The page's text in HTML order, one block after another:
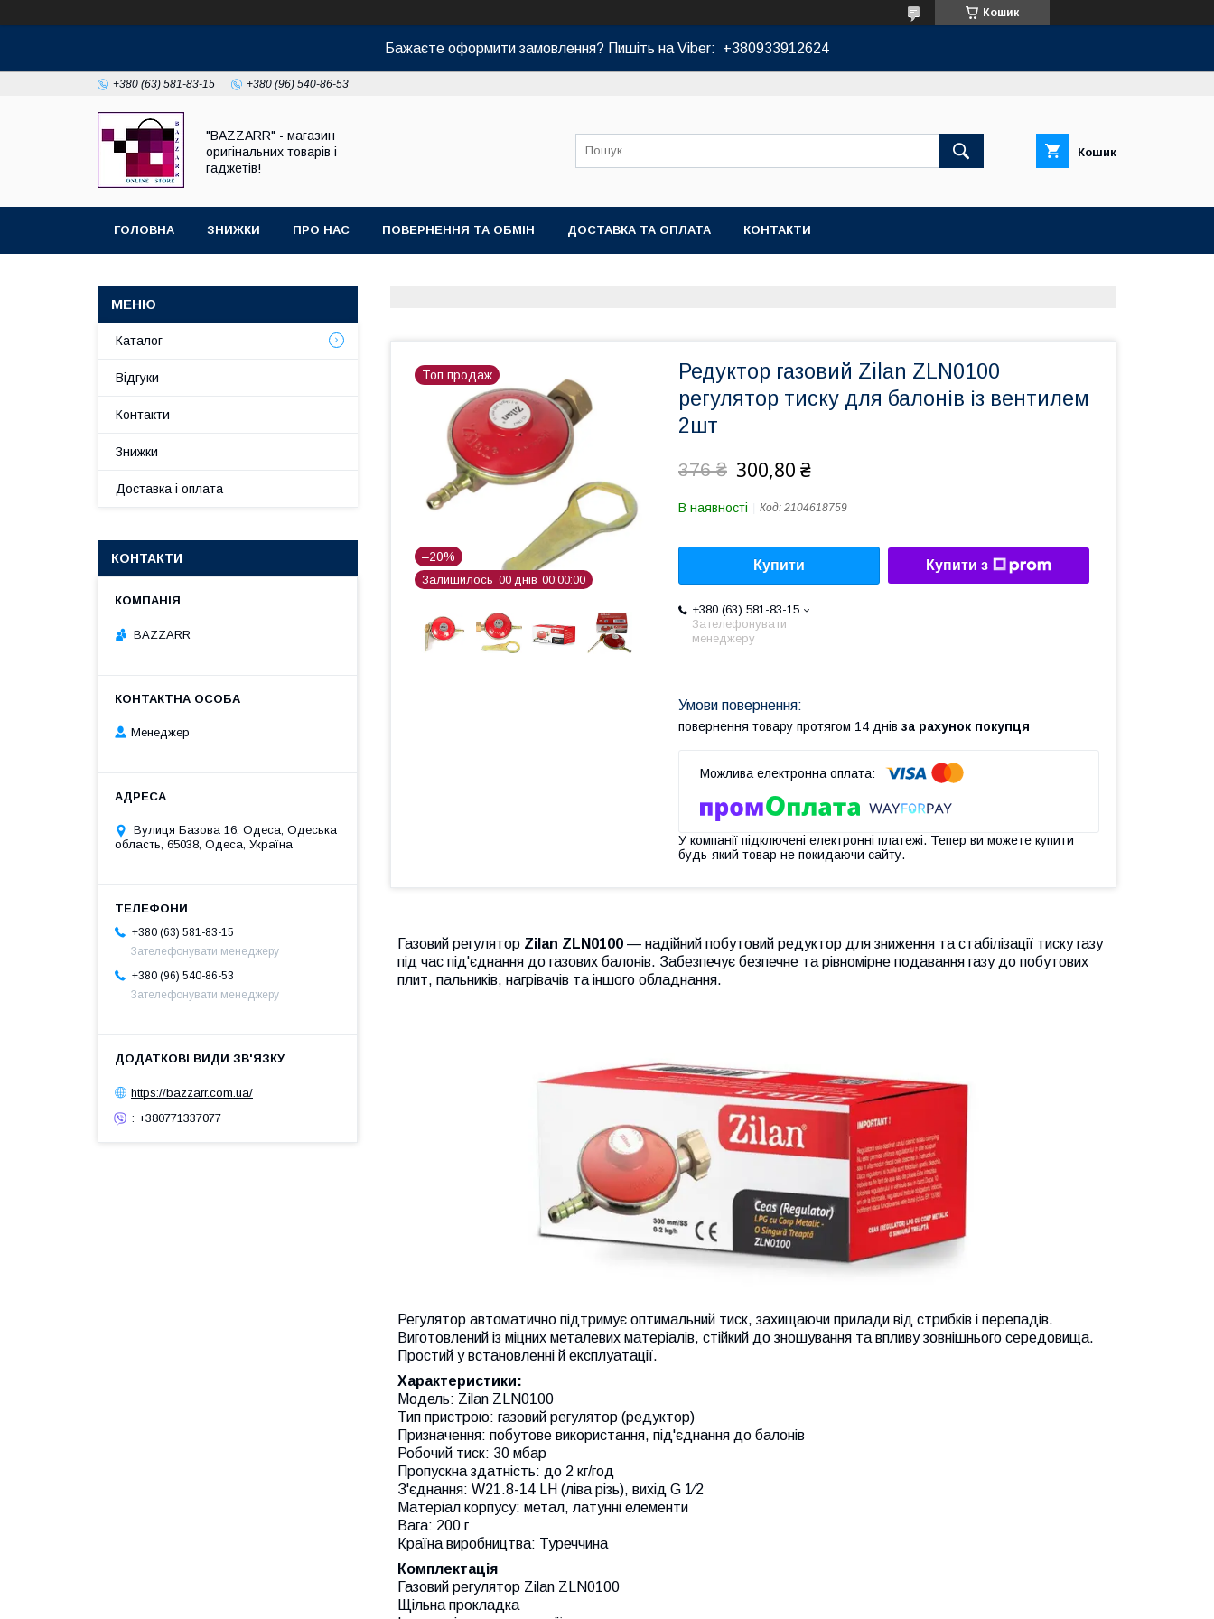
Кошик
Бажаєте оформити замовлення? Пишіть на Viber: +380933912624
+380 (63) 581-83-15 +380 (96) 540-86-53
"BAZZARR" - магазин
оригінальних товарів і
гаджетів!
Кошик
ГОЛОВНА ЗНИЖКИ ПРО НАС ПОВЕРНЕННЯ ТА ОБМІН ДОСТАВКА ТА ОПЛАТА КОНТАКТИ
Топ продаж
–20%
Залишилось 00 днів 00 00 00
Редуктор газовий Zilan ZLN0100
регулятор тиску для балонів із вентилем
2шт
376 ₴ 300,80 ₴
В наявності Код: 2104618759
Купити Купити з
+380 (63) 581-83-15
Зателефонувати
менеджеру
повернення товару протягом 14 днів за рахунок покупця
У компанії підключені електронні платежі. Тепер ви можете купити
будь-який товар не покидаючи сайту.
Газовий регулятор Zilan ZLN0100 — надійний побутовий редуктор для зниження та стабілізації тиску газу
під час під'єднання до газових балонів. Забезпечує безпечне та рівномірне подавання газу до побутових
плит, пальників, нагрівачів та іншого обладнання.
Регулятор автоматично підтримує оптимальний тиск, захищаючи прилади від стрибків і перепадів.
Виготовлений із міцних металевих матеріалів, стійкий до зношування та впливу зовнішнього середовища.
Простий у встановленні й експлуатації.
Характеристики:
Модель: Zilan ZLN0100
Тип пристрою: газовий регулятор (редуктор)
Призначення: побутове використання, під'єднання до балонів
Робочий тиск: 30 мбар
Пропускна здатність: до 2 кг/год
З'єднання: W21.8-14 LH (ліва різь), вихід G 1⁄2
Матеріал корпусу: метал, латунні елементи
Вага: 200 г
Країна виробництва: Туреччина
Комплектація
Газовий регулятор Zilan ZLN0100
Щільна прокладка
Каталог
Відгуки
Контакти
Знижки
Доставка і оплата
КОНТАКТИ
BAZZARR
Менеджер
Вулиця Базова 16, Одеса, Одеська
область, 65038, Одеса, Україна
+380 (63) 581-83-15
Зателефонувати менеджеру
+380 (96) 540-86-53
Зателефонувати менеджеру
https://bazzarr.com.ua/
: +380771337077